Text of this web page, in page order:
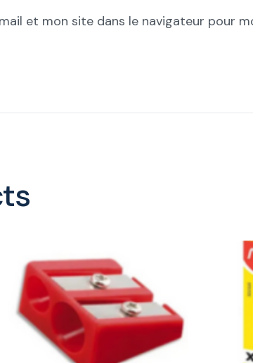
et mon site dans le navigateur pour